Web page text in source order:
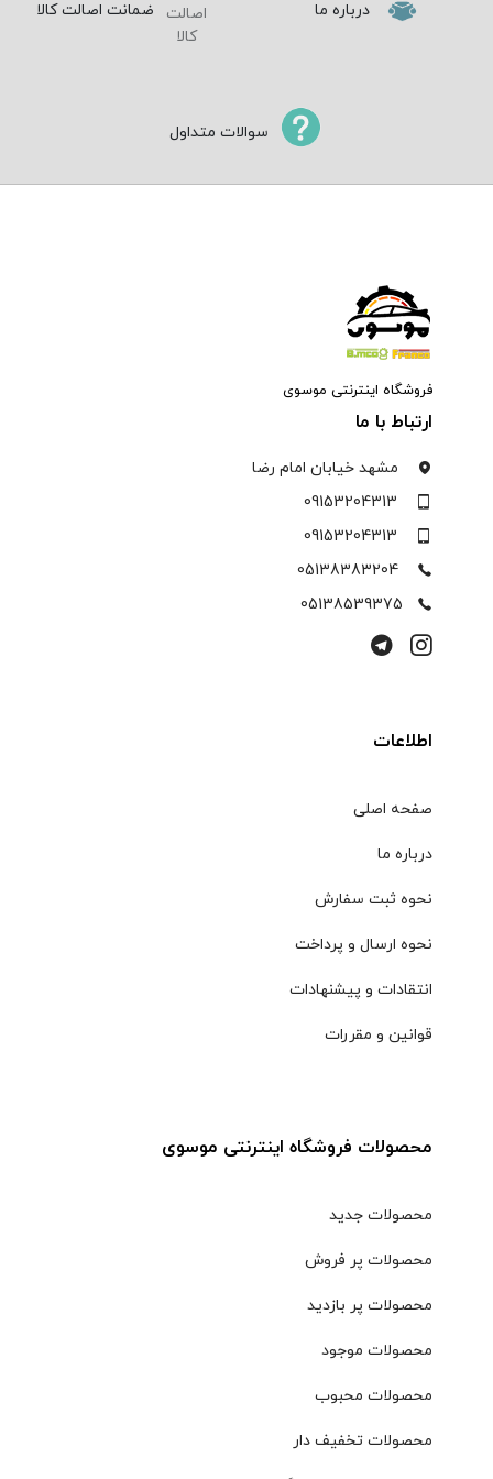
درباره ما ضمانت اصالت کالا
سوالات متداول
فروشگاه اینترنتی موسوی
ارتباط با ما
مشهد خیابان امام رضا
09153204313
09153204313
05138383204
05138539375
اطلاعات
صفحه اصلی
درباره ما
نحوه ثبت سفارش
نحوه ارسال و پرداخت
انتقادات و پیشنهادات
قوانین و مقررات
محصولات فروشگاه اینترنتی موسوی
محصولات جدید
محصولات پر فروش
محصولات پر بازدید
محصولات موجود
محصولات محبوب
محصولات تخفیف دار